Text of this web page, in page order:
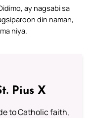
ay nagsabi sa
din naman,
niya.
Pius X
to Catholic faith,